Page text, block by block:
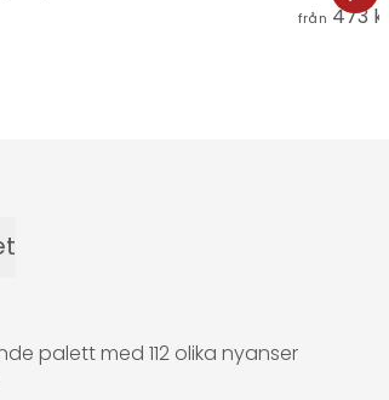
från 473
palett med 112 olika nyanser